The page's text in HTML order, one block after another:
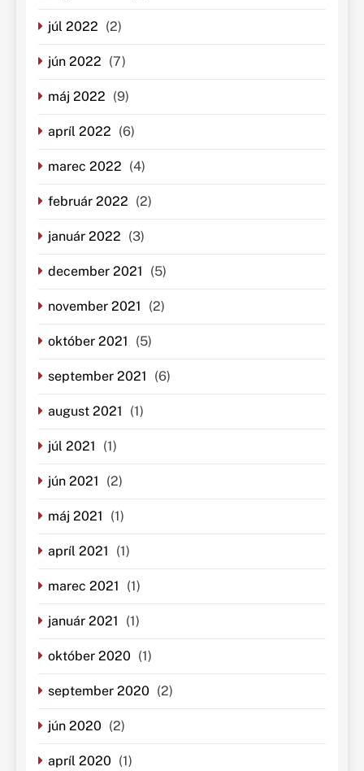
júl 2022 (2)
jún 2022 (7)
máj 2022 (9)
apríl 2022 (6)
marec 2022 (4)
február 2022 (2)
január 2022 (3)
december 2021 (5)
november 2021 (2)
október 2021 (5)
september 2021 (6)
august 2021 (1)
júl 2021 (1)
jún 2021 (2)
máj 2021 (1)
apríl 2021 (1)
marec 2021 (1)
január 2021 (1)
október 2020 (1)
september 2020 (2)
jún 2020 (2)
apríl 2020 (1)